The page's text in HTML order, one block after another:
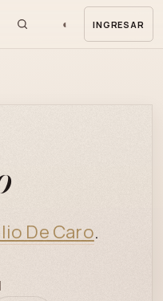
◐ INGRESAR
De Caro.